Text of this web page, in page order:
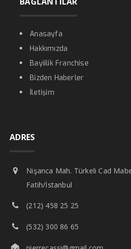
Anasayfa
Hakkımızda
Bayiilik Franchise
Bizden Haberler
İletişim
ADRES
Nişanca Mah. Türkeli Cad
Fatih/İstanbul
(212) 458 25 25
(532) 300 86 65